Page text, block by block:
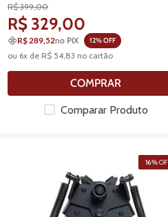
R$ 399,00
R$ 329,00
R$ 289,52no PIX 12% OFF
ou 6x de R$ 54, 83 no cartão
COMPRAR
Comparar Produto
16%